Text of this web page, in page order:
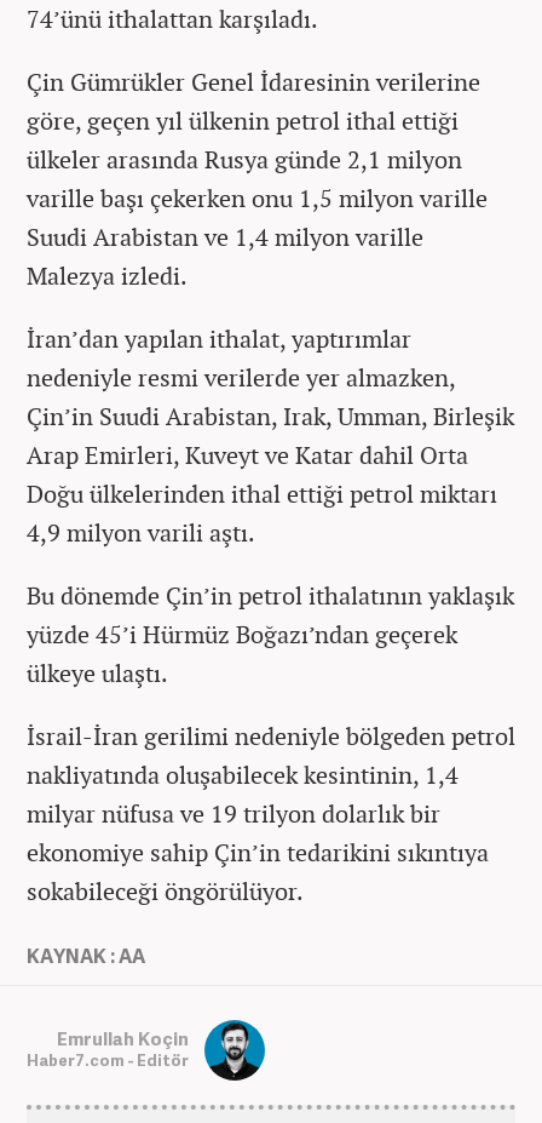
74’ünü ithalattan karşıladı.
Çin Gümrükler Genel İdaresinin verilerine
göre, geçen yıl ülkenin petrol ithal ettiği
ülkeler arasında Rusya günde 2,1 milyon
varille başı çekerken onu 1,5 milyon varille
Suudi Arabistan ve 1,4 milyon varille
Malezya izledi.
İran’dan yapılan ithalat, yaptırımlar
nedeniyle resmi verilerde yer almazken,
Çin’in Suudi Arabistan, Irak, Umman, Birleşik
Arap Emirleri, Kuveyt ve Katar dahil Orta
Doğu ülkelerinden ithal ettiği petrol miktarı
4,9 milyon varili aştı.
Bu dönemde Çin’in petrol ithalatının yaklaşık
yüzde 45’i Hürmüz Boğazı’ndan geçerek
ülkeye ulaştı.
İsrail-İran gerilimi nedeniyle bölgeden petrol
nakliyatında oluşabilecek kesintinin, 1,4
milyar nüfusa ve 19 trilyon dolarlık bir
ekonomiye sahip Çin’in tedarikini sıkıntıya
sokabileceği öngörülüyor.
KAYNAK : AA
Emrullah Koçin
Haber7.com - Editör